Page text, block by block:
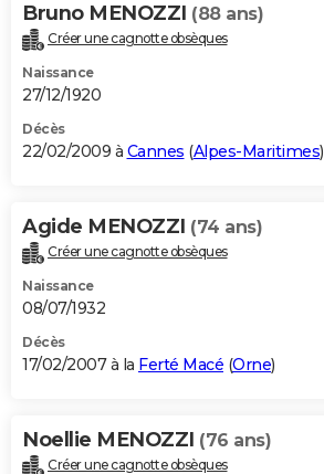
Bruno MENOZZI (88 ans)
Créer une cagnotte obsèques
Naissance
27/12/1920
Décès
22/02/2009 à Cannes (Alpes-Maritimes)
Agide MENOZZI (74 ans)
Créer une cagnotte obsèques
Naissance
08/07/1932
Décès
17/02/2007 à la Ferté Macé (Orne)
Noellie MENOZZI (76 ans)
Créer une cagnotte obsèques